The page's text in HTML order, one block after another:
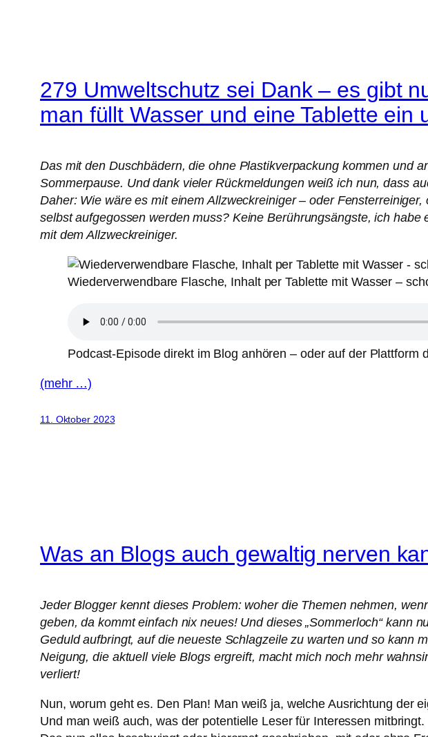
279 Umweltschutz sei Dank – es gibt
man füllt Wasser und eine Tablette ein
Das mit den Duschbädern, die ohne Plastikverpackung kommen und
Sommerpause. Und dank vieler Rückmeldungen weiß ich nun, dass
Daher: Wie wäre es mit einem Allzweckreiniger – oder
selbst aufgegossen werden muss? Keine Berührungsängste, ich
mit dem Allzweckreiniger.
Wiederverwendbare Flasche, Inhalt per Tablette mit Wasser –
Podcast-Episode direkt im Blog anhören – oder auf der Plattform
(mehr …)
11. Oktober 2023
Was an Blogs auch gewaltig nerven
Jeder Blogger kennt dieses Problem: woher die Themen nehmen,
geben, da kommt einfach nix neues! Und dieses „Sommerloch“ kann
Geduld aufbringt, auf die neueste Schlagzeile zu warten und so kann
Neigung, die aktuell viele Blogs ergreift, macht mich noch mehr
verliert!
Nun, worum geht es. Den Plan! Man weiß ja, welche Ausrichtung der
Und man weiß auch, was der potentielle Leser für Interessen mitbringt.